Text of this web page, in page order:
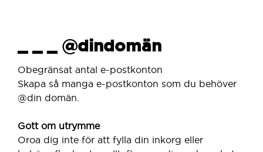
_ _ _ @dindomän
Obegränsat antal e-postkonton
Skapa så manga e-postkonton som du behöver
@din domän.
Gott om utrymme
Oroa dig inte för att fylla din inkorg eller